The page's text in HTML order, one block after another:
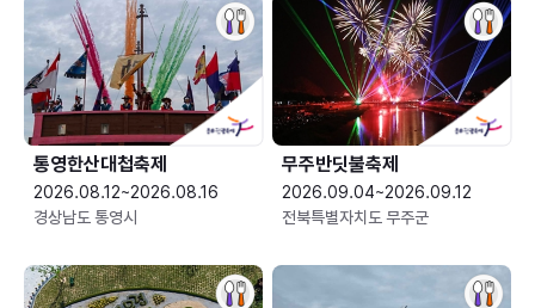
통영한산대첩축제
2026.08.12~2026.08.16
경상남도 통영시
무주반딧불축제
2026.09.04~2026.09.12
전북특별자치도 무주군